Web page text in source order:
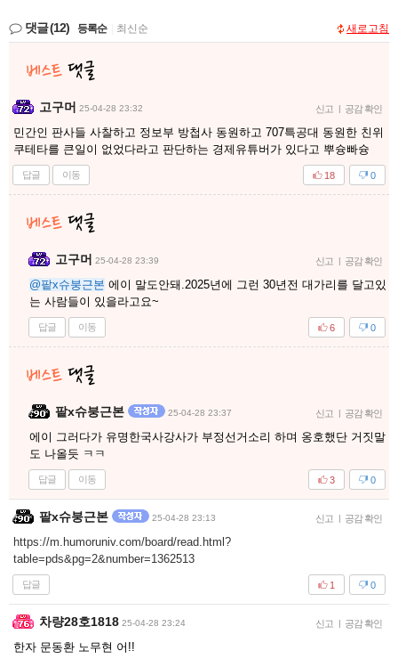
댓글(12) 등록순 최신순 새로고침
고구머 25-04-28 23:32 신고 | 공감 확인
민간인 판사들 사찰하고 정보부 방첩사 동원하고 707특공대 동원한 친위
쿠테타를 큰일이 없었다라고 판단하는 경제유튜버가 있다고 뿌슝빠슝
답글 이동 0
18
고구머 25-04-28 23:39 신고 | 공감 확인
@팥x슈붕근본 에이 말도안돼.2025년에 그런 30년전 대가리를 달고있
는 사람들이 있을라고요~
답글 이동 0
6
팥x슈붕근본 25-04-28 23:37 신고 | 공감 확인
에이 그러다가 유명한국사강사가 부정선거소리 하며 옹호했단 거짓말
도 나올듯 ㅋㅋ
답글 이동 0
3
팥x슈붕근본 25-04-28 23:13 신고 | 공감 확인
https://m.humoruniv.com/board/read.html?
table=pds&pg=2&number=1362513
답글 0
1
차량28호1818 25-04-28 23:24 신고 | 공감 확인
한자 문동환 노무현 어!!